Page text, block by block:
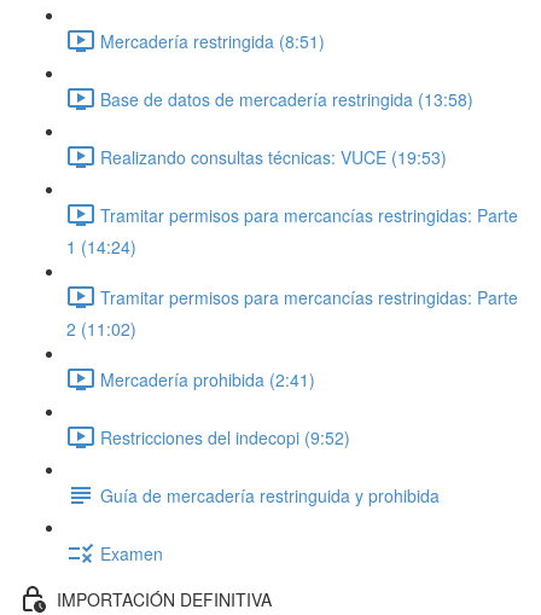
Mercadería restringida (8:51)
Base de datos de mercadería restringida (13:58)
Realizando consultas técnicas: VUCE (19:53)
Tramitar permisos para mercancías restringidas: Parte
1 (14:24)
Tramitar permisos para mercancías restringidas: Parte
2 (11:02)
Mercadería prohibida (2:41)
Restricciones del indecopi (9:52)
Guía de mercadería restringuida y prohibida
Examen
IMPORTACIÓN DEFINITIVA